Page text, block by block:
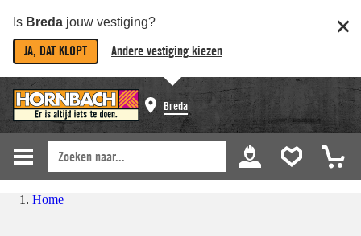
Is Breda jouw vestiging?
JA, DAT KLOPT Andere vestiging kiezen
Breda
Home